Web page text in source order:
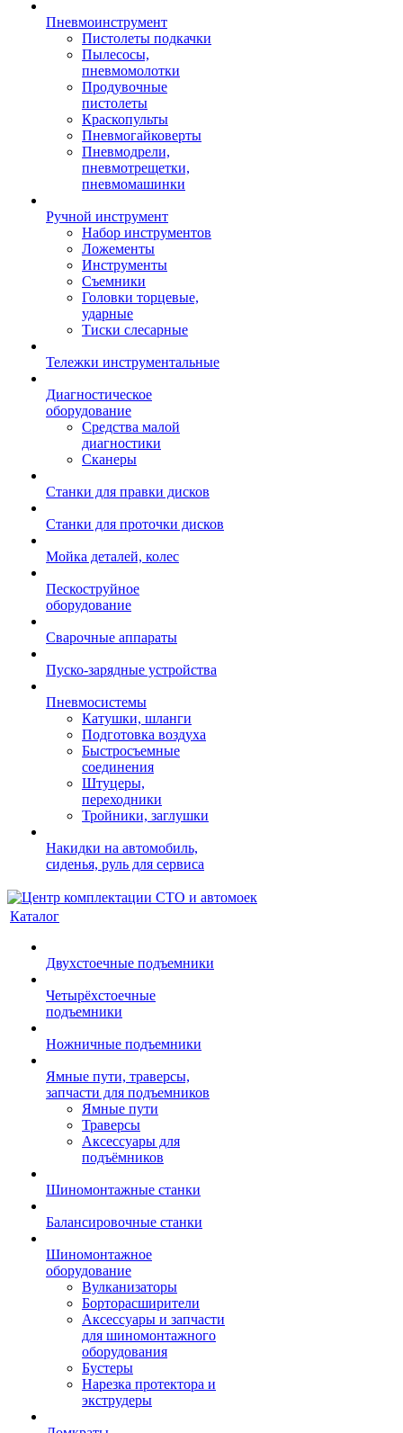
Пневмоинструмент
Пистолеты подкачки
Пылесосы,
пневмомолотки
Продувочные
пистолеты
Краскопульты
Пневмогайковерты
Пневмодрели,
пневмотрещетки,
пневмомашинки
Ручной инструмент
Набор инструментов
Ложементы
Инструменты
Съемники
Головки торцевые,
ударные
Тиски слесарные
Тележки инструментальные
Диагностическое
оборудование
Средства малой
диагностики
Сканеры
Станки для правки дисков
Станки для проточки дисков
Мойка деталей, колес
Пескоструйное
оборудование
Сварочные аппараты
Пуско-зарядные устройства
Пневмосистемы
Катушки, шланги
Подготовка воздуха
Быстросъемные
соединения
Штуцеры,
переходники
Тройники, заглушки
Накидки на автомобиль,
сиденья, руль для сервиса
Каталог
Двухстоечные подъемники
Четырёхстоечные
подъемники
Ножничные подъемники
Ямные пути, траверсы,
запчасти для подъемников
Ямные пути
Траверсы
Аксессуары для
подъёмников
Шиномонтажные станки
Балансировочные станки
Шиномонтажное
оборудование
Вулканизаторы
Борторасширители
Аксессуары и запчасти
для шиномонтажного
оборудования
Бустеры
Нарезка протектора и
экструдеры